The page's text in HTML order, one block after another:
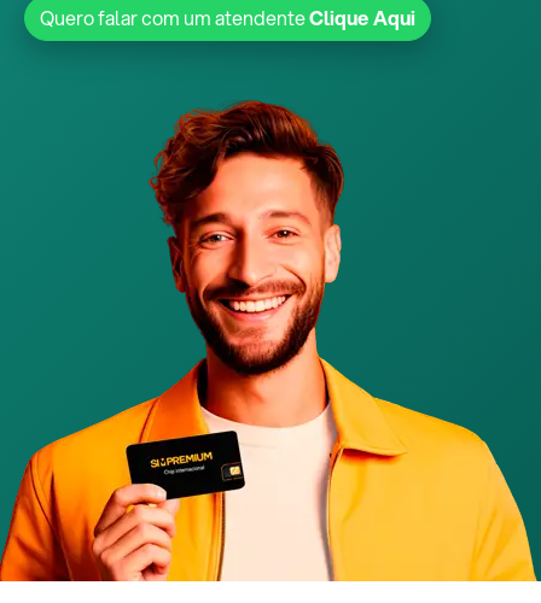
Quero falar com um atendenteClique Aqui